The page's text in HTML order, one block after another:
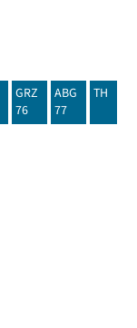
GRZ
76
ABG
77
TH